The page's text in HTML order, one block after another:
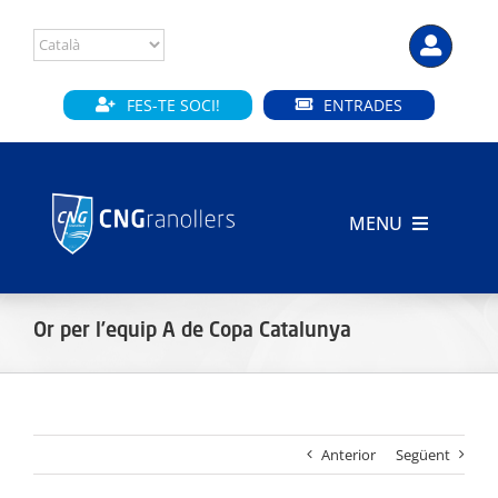
content
FES-TE SOCI! ENTRADES
MENU
CLUB
Or per l’equip A de Copa Catalunya
Anterior Següent